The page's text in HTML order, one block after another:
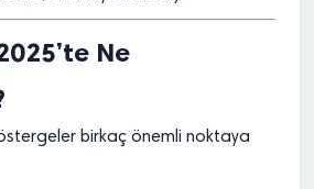
Ne
birkaç önemli noktaya